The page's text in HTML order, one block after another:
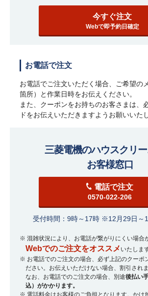
今すぐ注文
Webで即予約日確定
お電話で注文
お電話でご注文いただく場合、ご希望の
箇所）と作業日時をお伝えください。
また、クーポンをお持ちのお客さまは、
ドをお伝えいただきますようお願いいた
三菱電機のハウスクリ
お客様窓口
電話で注文
0570-022-206
受付時間：9時～17時 ※12月29日～1
※ 混雑状況により、お電話が繋がりにくい場合
Webでのご注文をオススメ いたしま
※ お電話でのご注文の場合、必ず上記のクーポ
ださい。お伝えいただけない場合、割引されま
なお、お電話でのご注文の場合、別途後払い
込）がかかります。
※ 電話料金はお客様のご負担となります。かけ